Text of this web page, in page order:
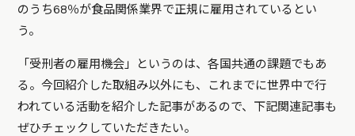
のうち68％が食品関係業界で正規に雇用されているとい
う。
「受刑者の雇用機会」というのは、各国共通の課題でもあ
る。今回紹介した取組み以外にも、これまでに世界中で行
われている活動を紹介した記事があるので、下記関連記事も
ぜひチェックしていただきたい。